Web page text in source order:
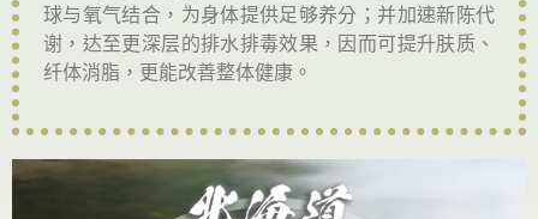
球与氧气结合，为身体提供足够养分；并加速新陈代
谢，达至更深层的排水排毒效果，因而可提升肤质、
纤体消脂，更能改善整体健康。